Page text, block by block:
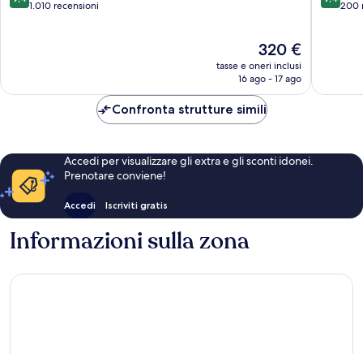
Azteca
su
1.010 recensioni
Il
prezzo
attuale
320 €
320 €
tasse e oneri inclusi
16 ago - 17 ago
Centro
su
200
Confronta strutture simili
Accedi per visualizzare gli extra e gli sconti idonei.
Prenotare conviene!
Accedi Iscriviti gratis
Informazioni sulla zona